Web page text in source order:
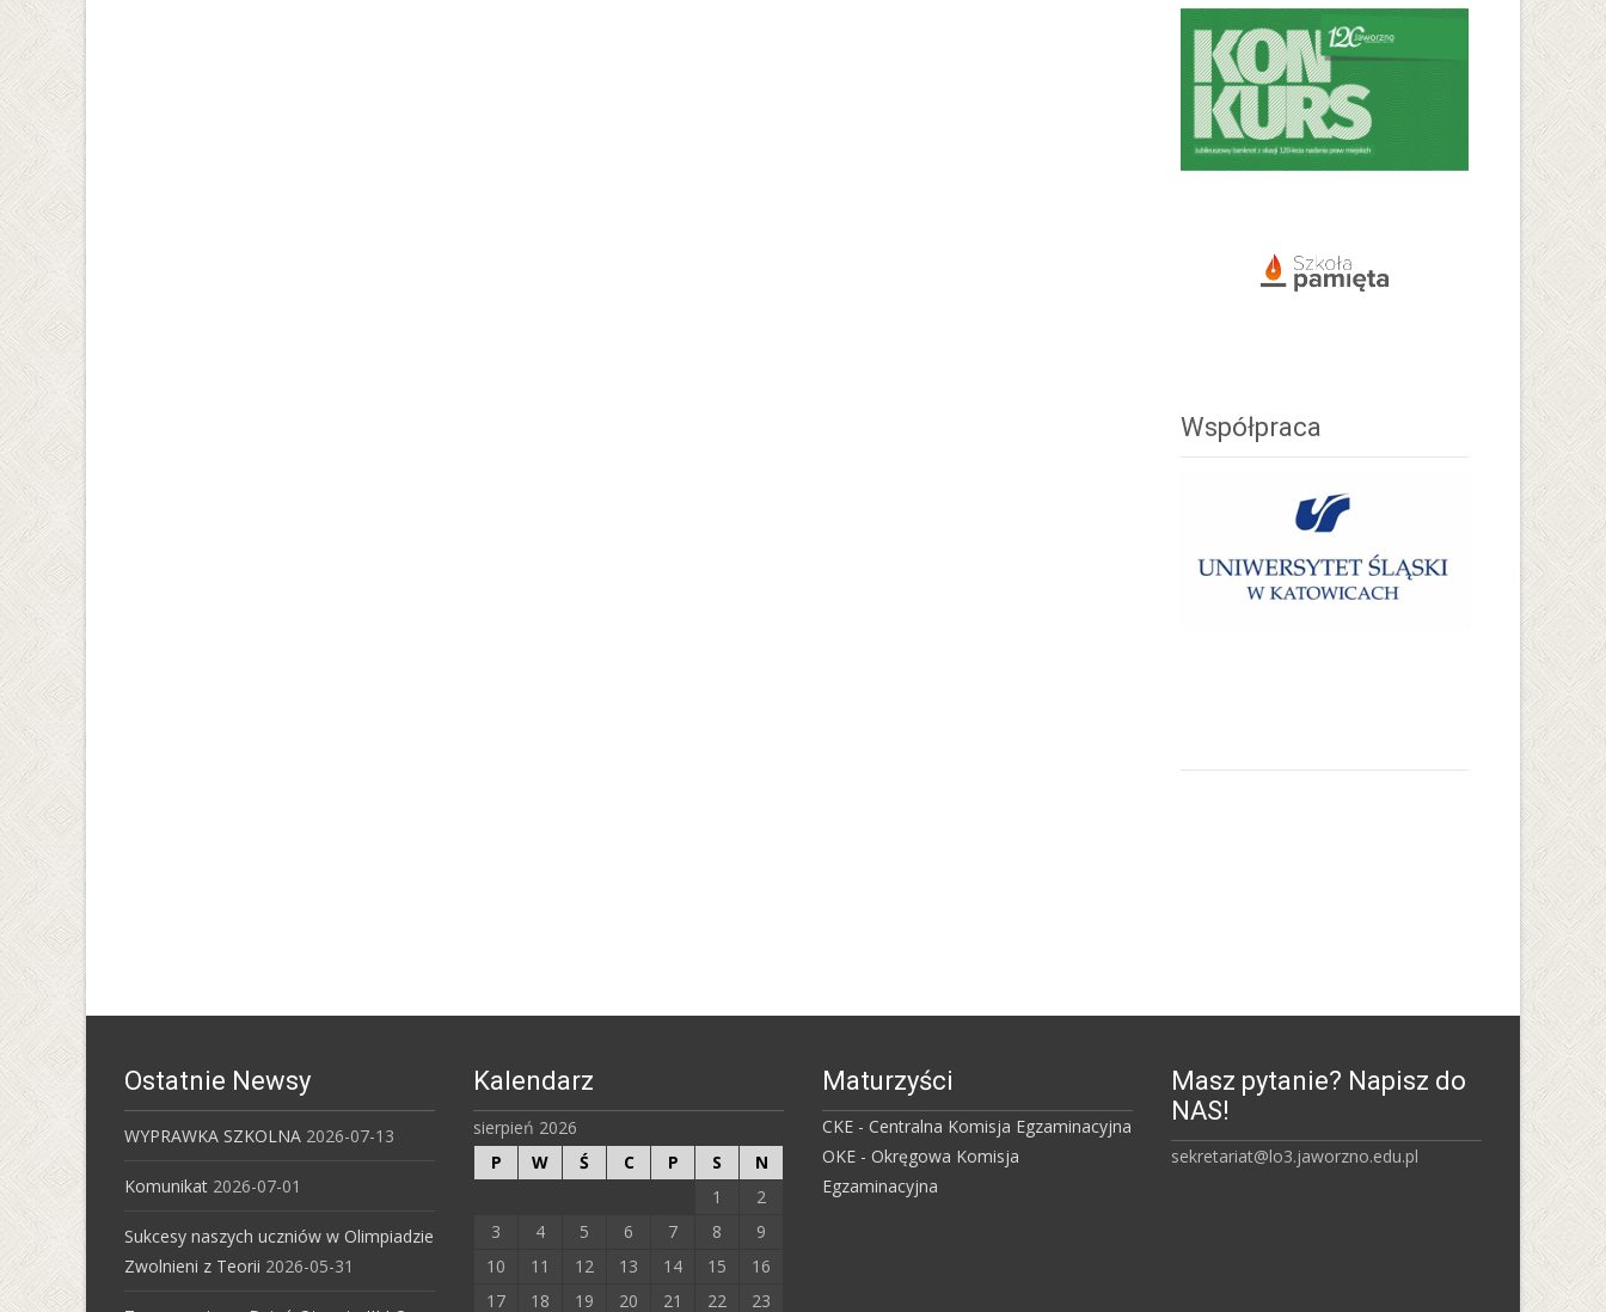
Współpraca
Ostatnie Newsy
WYPRAWKA SZKOLNA 2026-07-13
Komunikat 2026-07-01
Sukcesy naszych uczniów w Olimpiadzie
Zwolnieni z Teorii 2026-05-31
Kalendarz
sierpień 2026
P
W Ś C P S
N
1
2
3
4 5 6 7 8
9
10
11 12 13 14 15
16
17
18 19 20 21 22 23
Maturzyści
CKE - Centralna Komisja Egzaminacyjna
OKE - Okręgowa Komisja
Egzaminacyjna
Masz pytanie? Napisz do
NAS!
sekretariat@lo3.jaworzno.edu.pl